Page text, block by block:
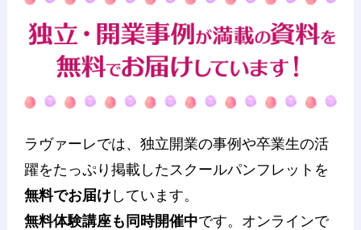
ラヴァーレでは、独立開業の事例や卒業生の活
躍をたっぷり掲載したスクールパンフレットを
無料でお届け しています。
無料体験講座も同時開催中です。オンラインで